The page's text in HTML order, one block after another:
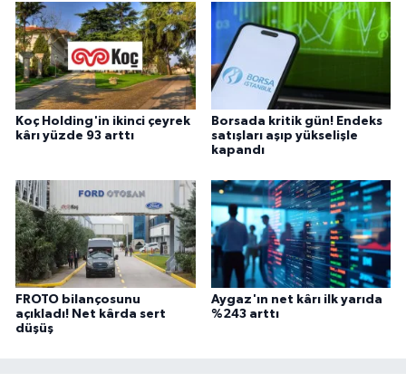
Koç Holding'in ikinci çeyrek
kârı yüzde 93 arttı
Borsada kritik gün! Endeks
satışları aşıp yükselişle
kapandı
FROTO bilançosunu
açıkladı! Net kârda sert
düşüş
Aygaz'ın net kârı ilk yarıda
%243 arttı